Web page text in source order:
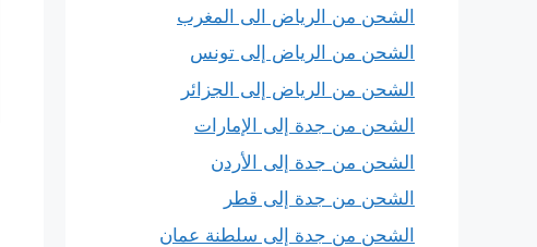
الشحن من الرياض الى المغرب
الشحن من الرياض إلى تونس
الشحن من الرياض إلى الجزائر
الشحن من جدة إلى الإمارات
الشحن من جدة إلى الأردن
الشحن من جدة إلى قطر
الشحن من جدة إلى سلطنة عمان